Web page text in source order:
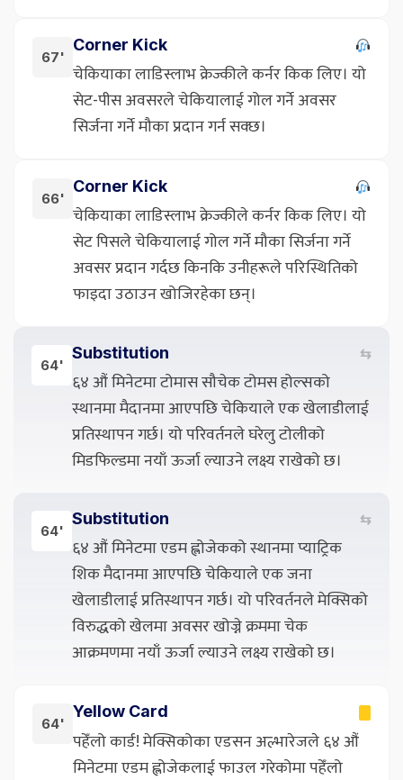
67'
Corner Kick
चेकियाका लाडिस्लाभ क्रेज्कीले कर्नर किक लिए। यो
सेट-पीस अवसरले चेकियालाई गोल गर्ने अवसर
सिर्जना गर्ने मौका प्रदान गर्न सक्छ।
66'
Corner Kick
चेकियाका लाडिस्लाभ क्रेज्कीले कर्नर किक लिए। यो
सेट पिसले चेकियालाई गोल गर्ने मौका सिर्जना गर्ने
अवसर प्रदान गर्दछ किनकि उनीहरूले परिस्थितिको
फाइदा उठाउन खोजिरहेका छन्।
64'
Substitution ⇆
६४ औं मिनेटमा टोमास सौचेक टोमस होल्सको
स्थानमा मैदानमा आएपछि चेकियाले एक खेलाडीलाई
प्रतिस्थापन गर्छ। यो परिवर्तनले घरेलु टोलीको
मिडफिल्डमा नयाँ ऊर्जा ल्याउने लक्ष्य राखेको छ।
64'
Substitution ⇆
६४ औं मिनेटमा एडम ह्लोजेकको स्थानमा प्याट्रिक
शिक मैदानमा आएपछि चेकियाले एक जना
खेलाडीलाई प्रतिस्थापन गर्छ। यो परिवर्तनले मेक्सिको
विरुद्धको खेलमा अवसर खोज्ने क्रममा चेक
आक्रमणमा नयाँ ऊर्जा ल्याउने लक्ष्य राखेको छ।
64'
Yellow Card
पहेँलो कार्ड! मेक्सिकोका एडसन अल्भारेजले ६४ औं
मिनेटमा एडम ह्लोजेकलाई फाउल गरेकोमा पहेँलो